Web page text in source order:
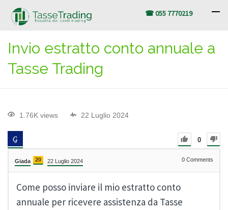
☎ 055 7770219
Invio estratto conto annuale a
Tasse Trading
1.76K views 22 Luglio 2024
0
Giada 20 22 Luglio 2024 0 Comments
Come posso inviare il mio estratto conto
annuale per ricevere assistenza da Tasse